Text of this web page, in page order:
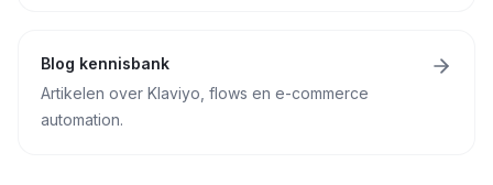
Blog kennisbank
Artikelen over Klaviyo, flows en e-commerce
automation.